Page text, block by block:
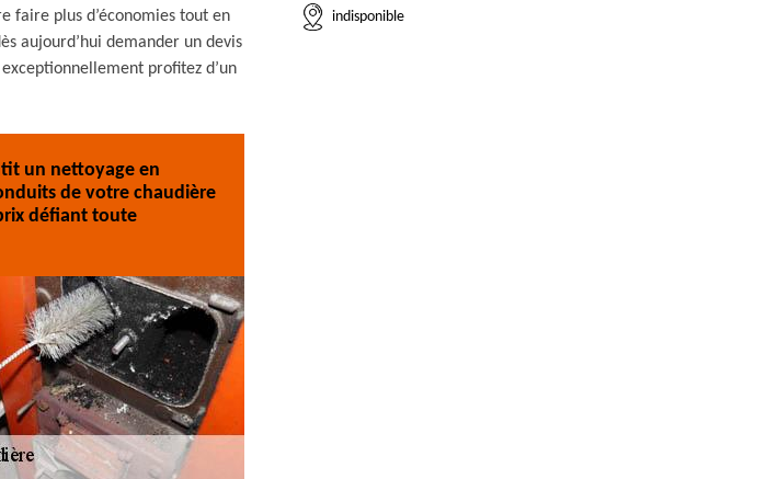
faire plus d’économies tout en
aujourd’hui demander un devis
profitez d’un
un nettoyage en
de votre chaudière
défiant toute
indisponible